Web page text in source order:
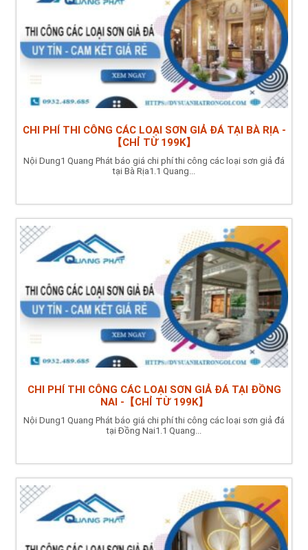
CHI PHÍ THI CÔNG CÁC LOẠI SƠN GIẢ ĐÁ TẠI BÀ RỊA -
【CHỈ TỪ 199K】
Nội Dung1 Quang Phát báo giá chi phí thi công các loại sơn giả đá
tại Bà Rịa1.1 Quang...
CHI PHÍ THI CÔNG CÁC LOẠI SƠN GIẢ ĐÁ TẠI ĐỒNG
NAI -【CHỈ TỪ 199K】
Nội Dung1 Quang Phát báo giá chi phí thi công các loại sơn giả đá
tại Đồng Nai1.1 Quang...